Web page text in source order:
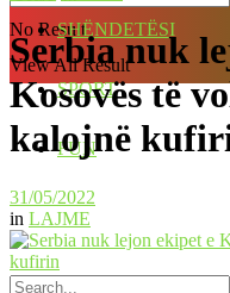
No Result
View All Result
SHËNDETËSI
SPORT
FUN
Serbia nuk
Kosovës të
kalojnë
31/05/2022
in LAJME